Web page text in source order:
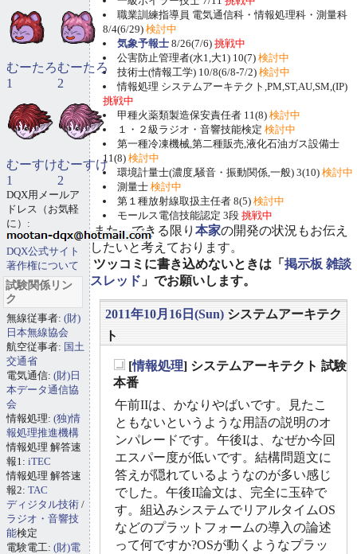
職業訓練指導員 電気通信科・情報処理科・測量科
8/4(6/29) 検討中
気象予報士 8/26(7/6) 挑戦中
公害防止管理者(水1,大1) 10(7) 検討中
技術士(情報工学) 10/8(6/8-7/2) 検討中
情報処理 システムアーキテクト,PM,ST,AU,SM,(IP)
挑戦中
甲種火薬類製造保安責任者 11(8) 検討中
１・２級ラジオ・音響技能検定 検討中
第一種冷凍機械,第二種販売,液化石油ガス設備士
11(8) 検討中
環境計量士(濃度,騒音・振動関係,一般) 3(10) 検討中
測量士 検討中
第１種放射線取扱主任者 8(5) 検討中
モールス電信技能認定 3段 挑戦中
また、できる限り 本家の開発の状況もお伝え
したいと考えております。
ツッコミに書き込めないときは「 掲示板 雑談
スレッド 」でお願いします。
2011年10月16日(Sun) システムアーキテク
ト
[情報処理] システムアーキテクト 試験
本番
午前IIは、かなりやばいです。見たこ
ともないというような用語の説明のオ
ンパレードです。午後Iは、なぜか今回
エスパー度が低いです。結構問題文に
答えが隠れているようなのが多い感じ
でした。午後II論文は、完全に玉砕で
す。組込みシステムでリアルタイムOS
などのプラットフォームの導入の論述
って何ですか?OSが動くようなプラッ
むーたろ
1
むーたろ
2
むーすけ
1
むーすけ
2
DQX用メールア
ドレス（お気軽
に）:
DQX公式サイト
著作権について
試験関係リン
ク
無線従事者: (財)
日本無線協会
航空従事者: 国土
交通省
電気通信: (財)日
本データ通信協
会
情報処理: (独)情
報処理推進機構
情報処理 解答速
報1: iTEC
情報処理 解答速
報2: TAC
ディジタル技術 /
ラジオ・音響技
能検定
電験電工: (財)電